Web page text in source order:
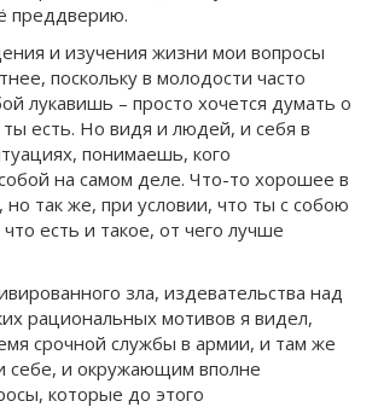
преддверию.
и изучения жизни мои вопросы
поскольку в молодости часто
лукавишь – просто хочется думать о
есть. Но видя и людей, и себя в
понимаешь, кого
на самом деле. Что-то хорошее в
но так же, при условии, что ты с собою
есть и такое, от чего лучше
зла, издевательства над
рациональных мотивов я видел,
срочной службы в армии, и там же
себе, и окружающим вполне
которые до этого